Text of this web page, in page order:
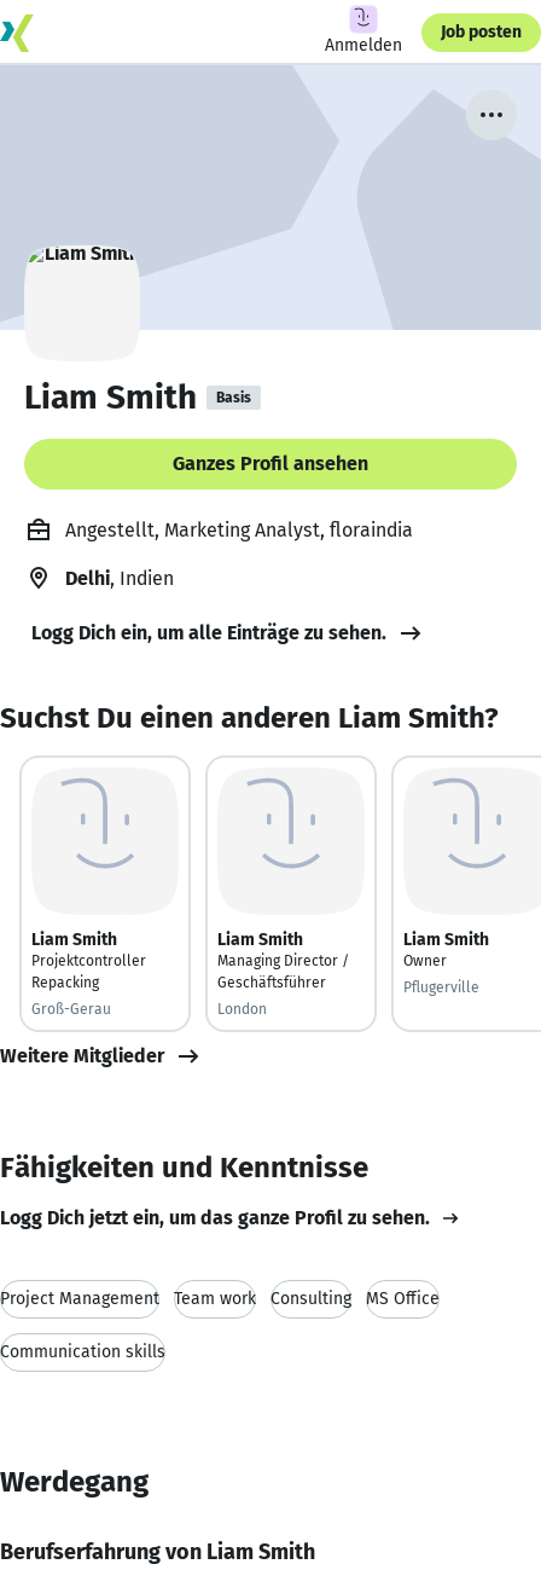
Anmelden
Job posten
Liam Smith Basis
Ganzes Profil ansehen
Angestellt, Marketing Analyst, floraindia
Delhi, Indien
Logg Dich ein, um alle Einträge zu sehen.
Suchst Du einen anderen Liam Smith?
Liam Smith
Projektcontroller
Repacking
Groß-Gerau
Liam Smith
Managing Director /
Geschäftsführer
London
Liam Smith
Owner
Pflugerville
Weitere Mitglieder
Fähigkeiten und Kenntnisse
Logg Dich jetzt ein, um das ganze Profil zu sehen.
Project Management Team work Consulting MS Office
Communication skills
Werdegang
Berufserfahrung von Liam Smith